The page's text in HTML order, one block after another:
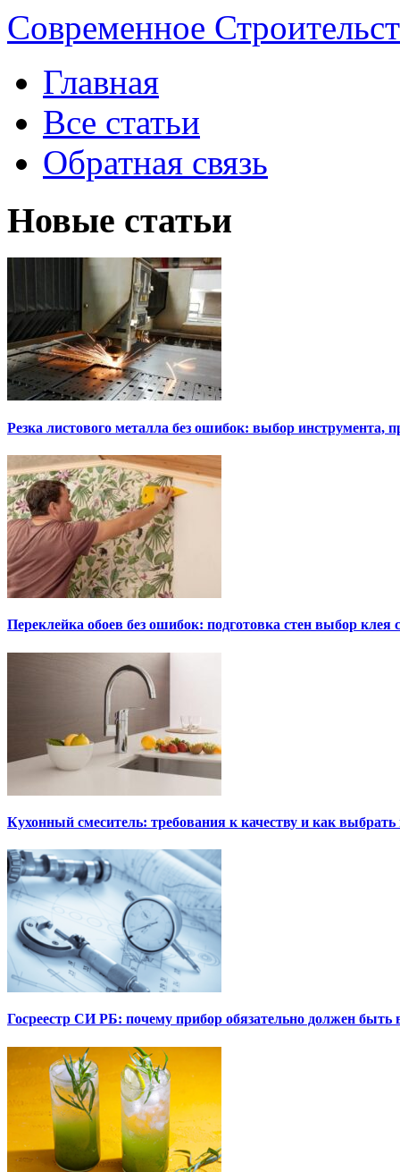
Современное
Главная
Все статьи
Обратная связь
Новые статьи
Резка листового металла без ошибок: выбор инструмента,
Переклейка обоев без ошибок: подготовка стен выбор клея
Кухонный смеситель: требования к качеству и как
Госреестр СИ РБ: почему прибор обязательно должен быть